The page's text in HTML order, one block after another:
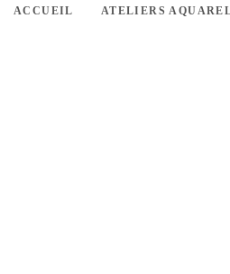
ACCUEIL ATELIERS